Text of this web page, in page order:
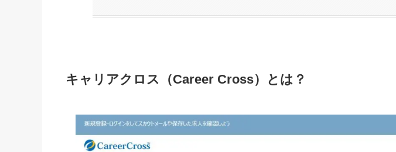
キャリアクロス（Career Cross）とは？